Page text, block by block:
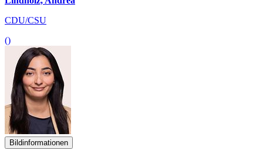
CDU/CSU
()
Bildinformationen